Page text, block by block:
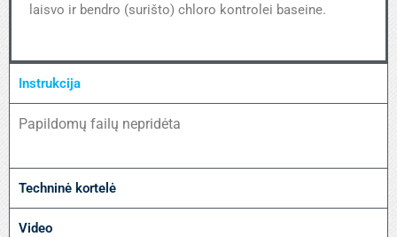
laisvo ir bendro (surišto) chloro kontrolei baseine.
Instrukcija
Papildomų failų nepridėta
Techninė kortelė
Video